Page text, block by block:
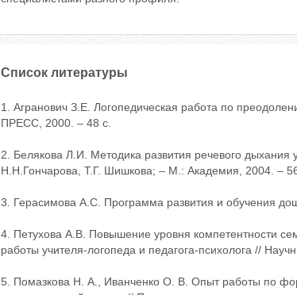
Список литературы
1. Агранович З.Е. Логопедическая работа по
ПРЕСС, 2000. – 48 с.
2. Белякова Л.И. Методика развития речевого
Н.Н.Гончарова, Т.Г. Шишкова; – М.: Академия, 2004. –
3. Герасимова А.С. Программа развития и обучения
4. Петухова А.В. Повышение уровня компетентности
работы учителя-логопеда и педагога-психолога //
5. Помазкова Н. А., Иванченко О. В. Опыт работы по